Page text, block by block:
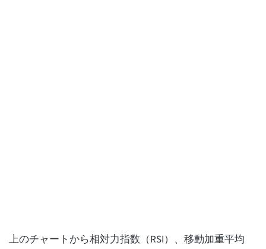
上のチャートから相対力指数（RSI）、移動加重平均